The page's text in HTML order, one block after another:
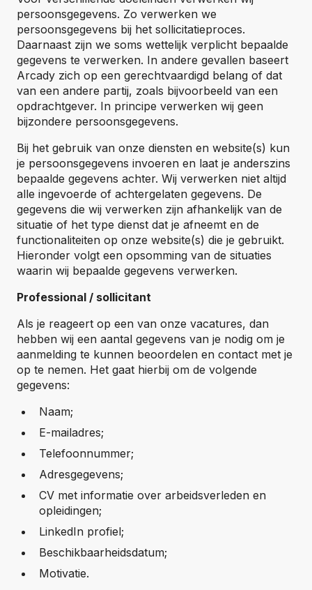
persoonsgegevens. Zo verwerken we
persoonsgegevens bij het sollicitatieproces.
Daarnaast zijn we soms wettelijk verplicht bepaalde
gegevens te verwerken. In andere gevallen baseert
Arcady zich op een gerechtvaardigd belang of dat
van een andere partij, zoals bijvoorbeeld van een
opdrachtgever. In principe verwerken wij geen
bijzondere persoonsgegevens.
Bij het gebruik van onze diensten en website(s) kun
je persoonsgegevens invoeren en laat je anderszins
bepaalde gegevens achter. Wij verwerken niet altijd
alle ingevoerde of achtergelaten gegevens. De
gegevens die wij verwerken zijn afhankelijk van de
situatie of het type dienst dat je afneemt en de
functionaliteiten op onze website(s) die je gebruikt.
Hieronder volgt een opsomming van de situaties
waarin wij bepaalde gegevens verwerken.
Professional / sollicitant
Als je reageert op een van onze vacatures, dan
hebben wij een aantal gegevens van je nodig om je
aanmelding te kunnen beoordelen en contact met je
op te nemen. Het gaat hierbij om de volgende
gegevens:
Naam;
E-mailadres;
Telefoonnummer;
Adresgegevens;
CV met informatie over arbeidsverleden en
opleidingen;
LinkedIn profiel;
Beschikbaarheidsdatum;
Motivatie.